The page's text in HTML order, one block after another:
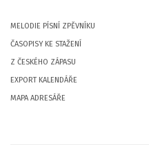
MELODIE PÍSNÍ ZPĚVNÍKU
ČASOPISY KE STAŽENÍ
Z ČESKÉHO ZÁPASU
EXPORT KALENDÁŘE
MAPA ADRESÁŘE